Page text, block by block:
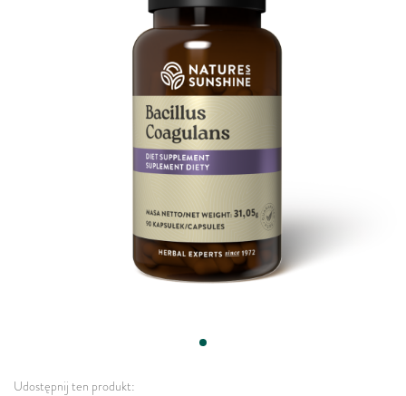
Udostępnij ten produkt: